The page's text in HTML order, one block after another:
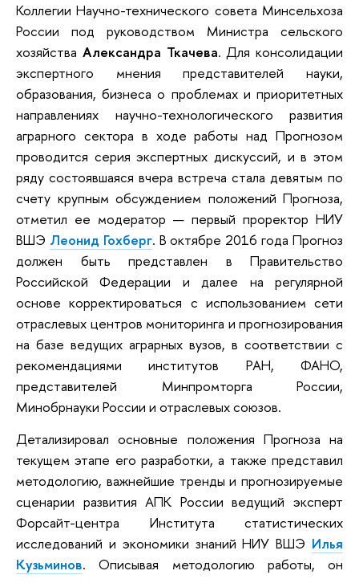
Коллегии Научно-технического совета Минсельхоза
России под руководством Министра сельского
хозяйства Александра Ткачева. Для консолидации
экспертного мнения представителей науки,
образования, бизнеса о проблемах и приоритетных
направлениях научно-технологического развития
аграрного сектора в ходе работы над Прогнозом
проводится серия экспертных дискуссий, и в этом
ряду состоявшаяся вчера встреча стала девятым по
счету крупным обсуждением положений Прогноза,
отметил ее модератор — первый проректор НИУ
ВШЭ Леонид Гохберг. В октябре 2016 года Прогноз
должен быть представлен в Правительство
Российской Федерации и далее на регулярной
основе корректироваться с использованием сети
отраслевых центров мониторинга и прогнозирования
на базе ведущих аграрных вузов, в соответствии с
рекомендациями институтов РАН, ФАНО,
представителей Минпромторга России,
Минобрнауки России и отраслевых союзов.
Детализировал основные положения Прогноза на
текущем этапе его разработки, а также представил
методологию, важнейшие тренды и прогнозируемые
сценарии развития АПК России ведущий эксперт
Форсайт-центра Института статистических
исследований и экономики знаний НИУ ВШЭ Илья
Кузьминов. Описывая методологию работы, он